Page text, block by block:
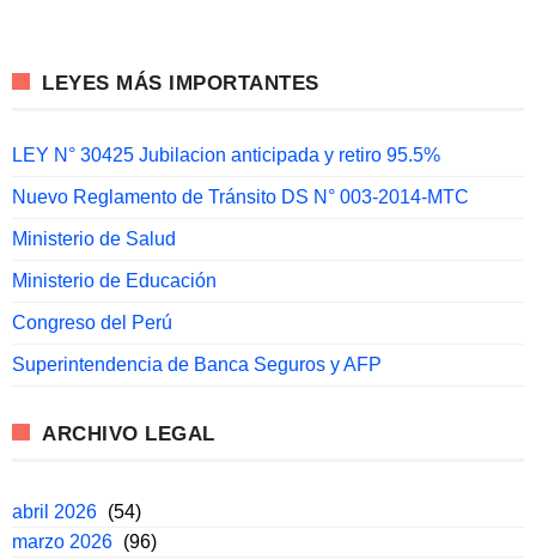
LEYES MÁS IMPORTANTES
LEY N° 30425 Jubilacion anticipada y retiro 95.5%
Nuevo Reglamento de Tránsito DS N° 003-2014-MTC
Ministerio de Salud
Ministerio de Educación
Congreso del Perú
Superintendencia de Banca Seguros y AFP
ARCHIVO LEGAL
abril 2026 (54)
marzo 2026 (96)